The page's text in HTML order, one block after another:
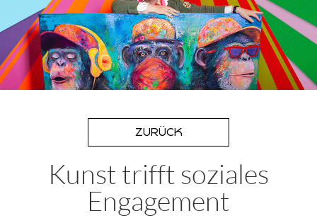
ZURÜCK
Kunst trifft soziales
Engagement